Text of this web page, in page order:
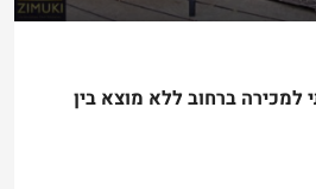
למכירה ברחוב ללא מוצא בין